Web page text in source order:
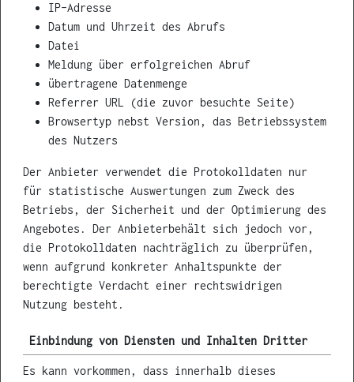
IP-Adresse
Datum und Uhrzeit des Abrufs
Datei
Meldung über erfolgreichen Abruf
übertragene Datenmenge
Referrer URL (die zuvor besuchte Seite)
Browsertyp nebst Version, das Betriebssystem
des Nutzers
Der Anbieter verwendet die Protokolldaten nur
für statistische Auswertungen zum Zweck des
Betriebs, der Sicherheit und der Optimierung des
Angebotes. Der Anbieterbehält sich jedoch vor,
die Protokolldaten nachträglich zu überprüfen,
wenn aufgrund konkreter Anhaltspunkte der
berechtigte Verdacht einer rechtswidrigen
Nutzung besteht.
Einbindung von Diensten und Inhalten Dritter
Es kann vorkommen, dass innerhalb dieses